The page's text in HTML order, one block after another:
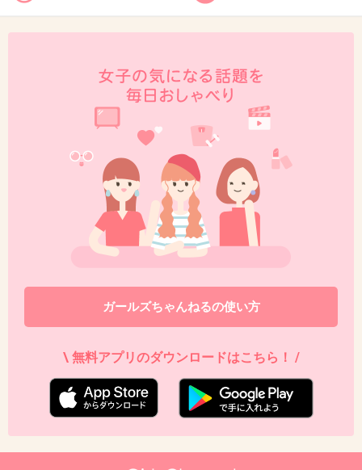
メンフクロウもっふもふでかわいい
+75
2013/09/25(水) 11:44:46
食べ終えてニッコリ＾＾笑ってるみたい。
+16
ガールズちゃんねるの使い方
\ 無料アプリのダウンロードはこちら！ /